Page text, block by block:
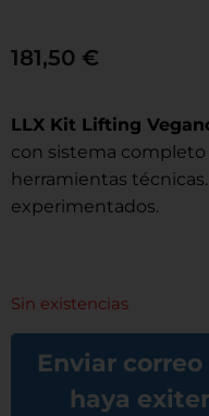
181,50 €
LLX Kit Lifting
con sistema completo
herramientas
experimentados.
Sin existencias
Enviar
haya